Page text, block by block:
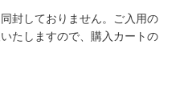
封しておりません。ご入用の
たしますので、購入カートの